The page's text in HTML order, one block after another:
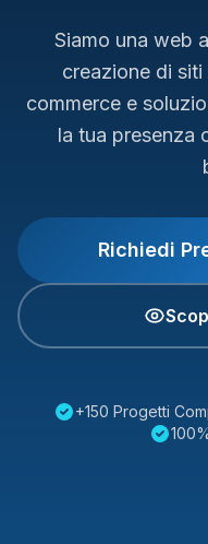
Siamo una web
creazione di
commerce e
la tua presenza
Richiedi
+150 Progetti